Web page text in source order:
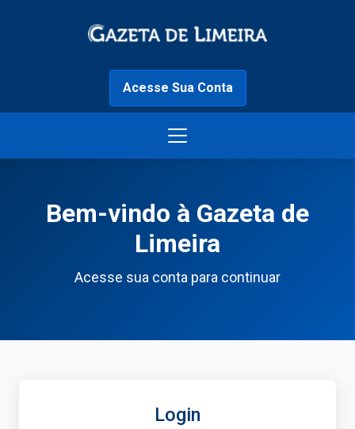
Acesse Sua Conta
Bem-vindo à Gazeta de
Limeira
Acesse sua conta para continuar
Login